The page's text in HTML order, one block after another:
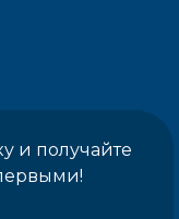
и получайте